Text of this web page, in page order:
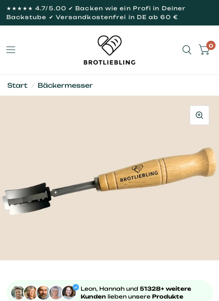
★★★★★ 4.7/5.00 ✔ Backen wie ein Profi in Deiner
Backstube ✔ Versandkostenfrei in DE ab 60 €
0
Start / Bäckermesser
Leon, Hannah und 51328+ weitere
Kunden lieben unsere Produkte